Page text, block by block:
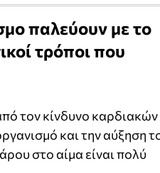
παλεύουν με το
τρόποι που
τον κίνδυνο καρδιακών
και την αύξηση
στο αίμα είναι πολύ